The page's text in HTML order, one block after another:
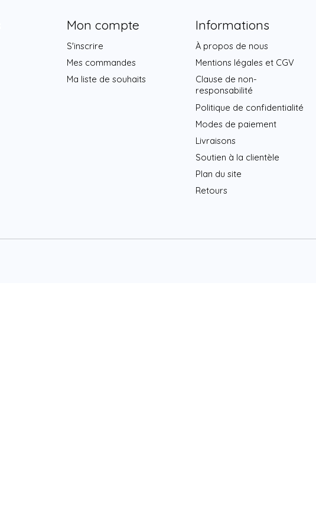
Mon compte
S'inscrire
Mes commandes
Ma liste de souhaits
Informations
À propos de nous
Mentions légales et CGV
Clause de non-
responsabilité
Politique de confidentialité
Modes de paiement
Livraisons
Soutien à la clientèle
Plan du site
Retours